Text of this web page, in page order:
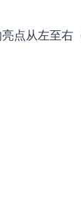
点从左至